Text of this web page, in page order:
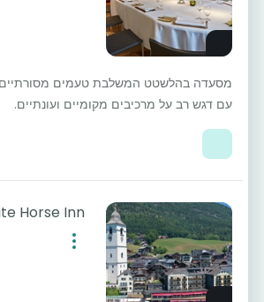
מסעדה בהלשטט המשלבת טעמים מסורתיים
עם דגש רב על מרכיבים מקומיים ועונתיים.
Horse Inn